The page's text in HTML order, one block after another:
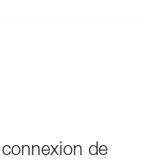
de